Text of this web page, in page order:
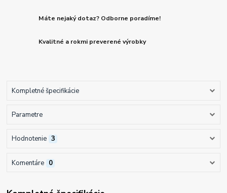
Máte nejaký dotaz? Odborne poradíme!
Kvalitné a rokmi preverené výrobky
Kompletné špecifikácie
Parametre
Hodnotenie 3
Komentáre 0